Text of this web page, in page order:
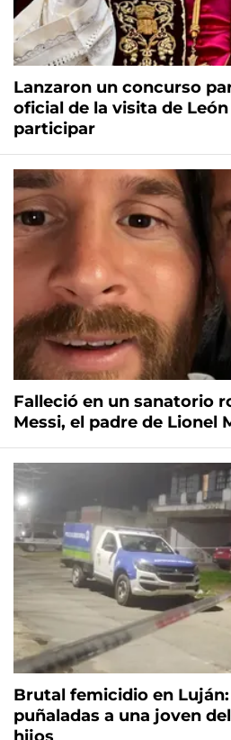
Lanzaron un concurso
oficial de la visita de
participar
Falleció en un sanatorio
Messi, el padre de Lionel
Brutal femicidio en
puñaladas a una joven